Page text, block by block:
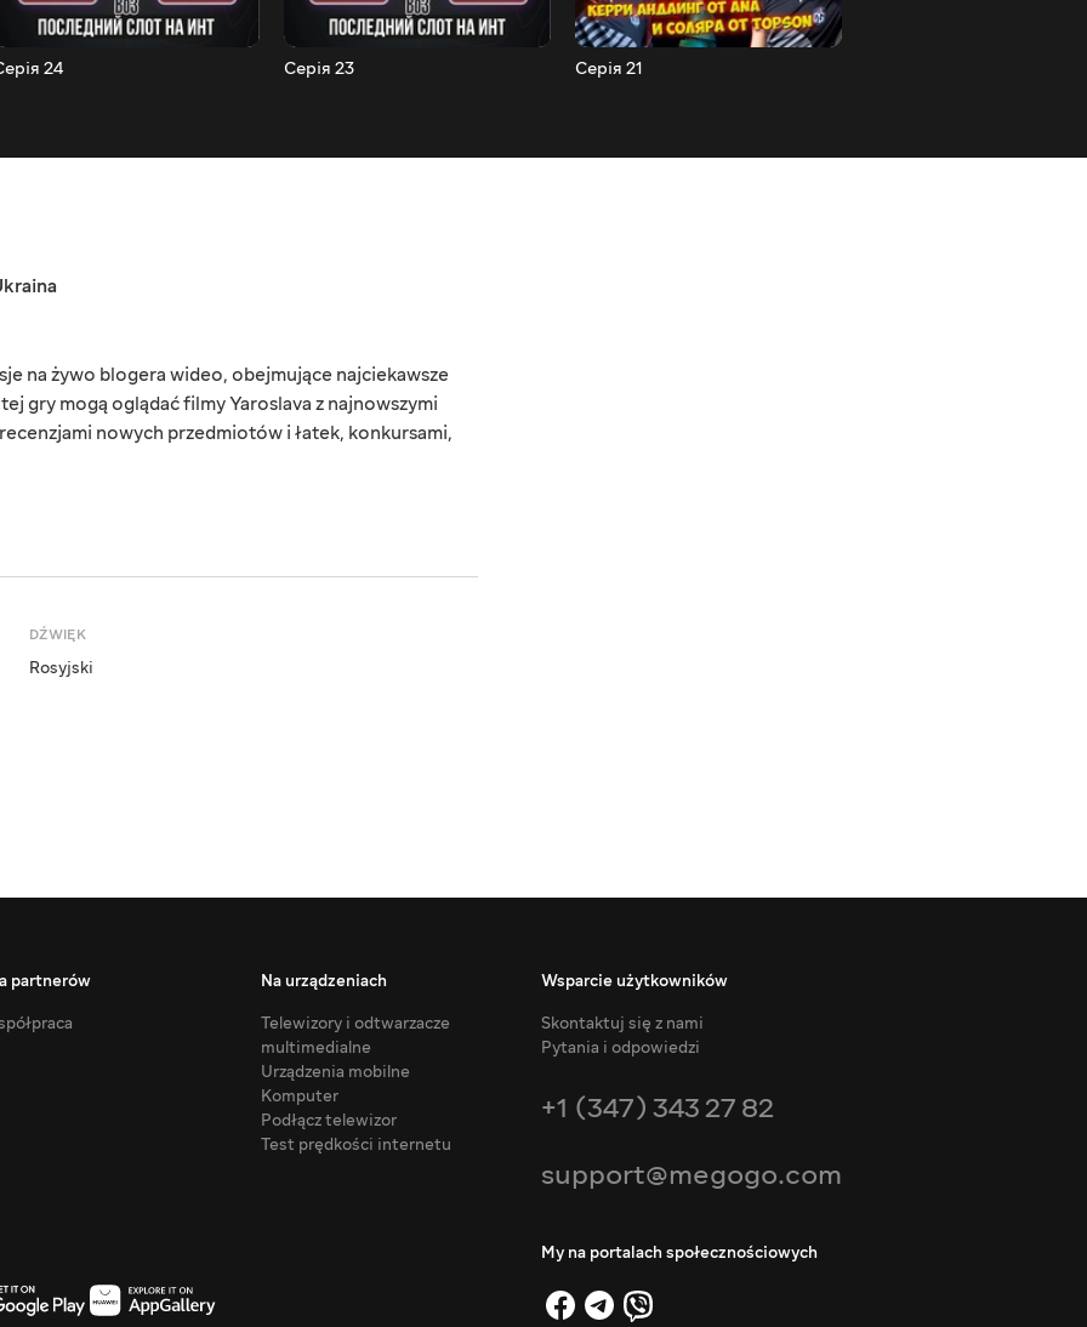
24 Серія 23 Серія 21
na żywo blogera wideo, obejmujące najciekawsze
gry mogą oglądać filmy Yaroslava z najnowszymi
nowych przedmiotów i łatek, konkursami,
DŹWIĘK
Rosyjski
partnerów
Na urządzeniach
Telewizory i odtwarzacze
multimedialne
Urządzenia mobilne
Komputer
Podłącz telewizor
Test prędkości internetu
Wsparcie użytkowników
Skontaktuj się z nami
Pytania i odpowiedzi
+1 (347) 343 27 82
support@megogo.com
My na portalach społecznościowych